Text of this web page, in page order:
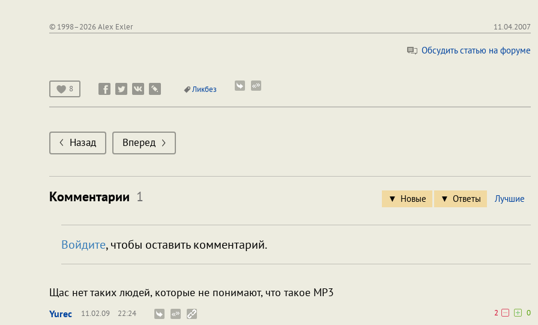
© 1998–2026 Alex Exler 11.04.2007
Обсудить статью на форуме
8 Ликбез
Назад Вперед
Комментарии 1 Новые Ответы Лучшие
Войдите, чтобы оставить комментарий.
Щас нет таких людей, которые не понимают, что такое MP3
Yurec 11.02.09 22:24 2 0